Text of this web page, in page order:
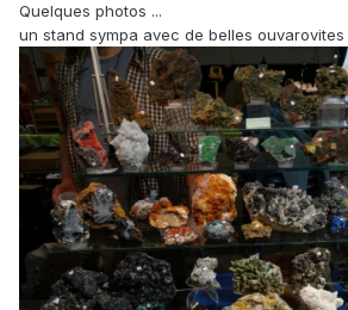
Quelques photos ...
un stand sympa avec de belles ouvarovites